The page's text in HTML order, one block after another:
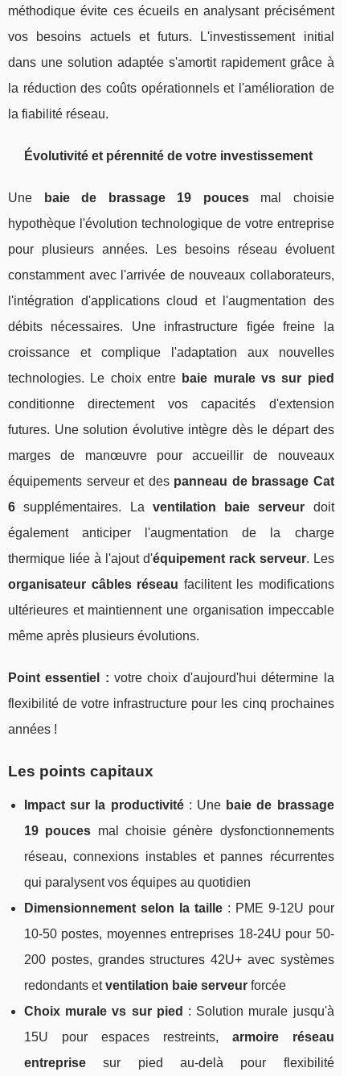
méthodique évite ces écueils en analysant précisément
vos besoins actuels et futurs. L'investissement initial
dans une solution adaptée s'amortit rapidement grâce à
la réduction des coûts opérationnels et l'amélioration de
la fiabilité réseau.
Évolutivité et pérennité de votre investissement
Une baie de brassage 19 poucesmal choisie
hypothèque l'évolution technologique de votre entreprise
pour plusieurs années. Les besoins réseau évoluent
constamment avec l'arrivée de nouveaux collaborateurs,
l'intégration d'applications cloud et l'augmentation des
débits nécessaires. Une infrastructure figée freine la
croissance et complique l'adaptation aux nouvelles
technologies. Le choix entre baie murale vs sur pied
conditionne directement vos capacités d'extension
futures. Une solution évolutive intègre dès le départ des
marges de manœuvre pour accueillir de nouveaux
équipements serveur et des panneau de brassage Cat
6 supplémentaires. La ventilation baie serveur doit
également anticiper l'augmentation de la charge
thermique liée à l'ajout d'équipement rack serveur. Les
organisateur câbles réseau facilitent les modifications
ultérieures et maintiennent une organisation impeccable
même après plusieurs évolutions.
Point essentiel : votre choix d'aujourd'hui détermine la
flexibilité de votre infrastructure pour les cinq prochaines
années !
Les points capitaux
Impact sur la productivité: Une baie de brassage
19 pouces mal choisie génère dysfonctionnements
réseau, connexions instables et pannes récurrentes
qui paralysent vos équipes au quotidien
Dimensionnement selon la taille: PME 9-12U pour
10-50 postes, moyennes entreprises 18-24U pour 50-
200 postes, grandes structures 42U+ avec systèmes
redondants etventilation baie serveur forcée
Choix murale vs sur pied : Solution murale jusqu'à
15U pour espaces restreints, armoire réseau
entreprise sur pied au-delà pour flexibilité